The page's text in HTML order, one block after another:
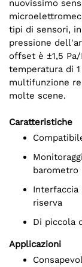
nuovissimo
tipi di sensori,
pressione
offset è ±1,5
temperatura di
multifunzione
molte scene.
Caratteristiche
Monitoraggio ambientale: temperatura, umidità e
barometro
Interfaccia Gravity I2C e interfaccia SPI XH2.54 di
riserva
Di
Applicazioni
Consapevolezza del contesto, ad esempio